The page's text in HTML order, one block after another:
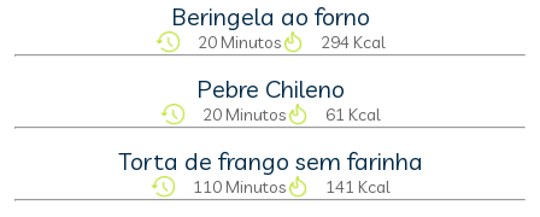
Beringela ao forno
20 Minutos 294 Kcal
Pebre Chileno
20 Minutos 61 Kcal
Torta de frango sem farinha
110 Minutos 141 Kcal